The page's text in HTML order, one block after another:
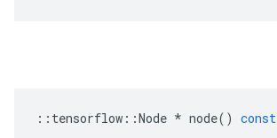
:: tensorflow ::Node * node() const